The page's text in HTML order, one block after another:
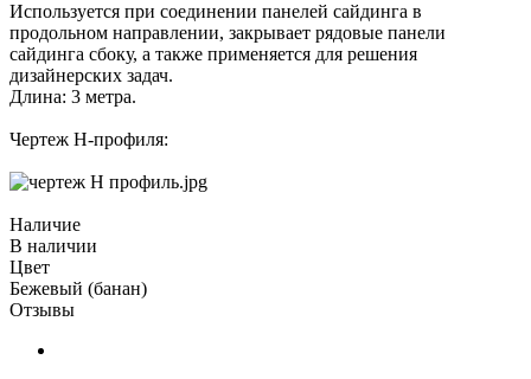
Используется при соединении панелей сайдинга в
продольном направлении, закрывает рядовые панели
сайдинга сбоку, а также применяется для решения
дизайнерских задач.
Длина: 3 метра.
Чертеж Н-профиля:
Наличие
В наличии
Цвет
Бежевый (банан)
Отзывы